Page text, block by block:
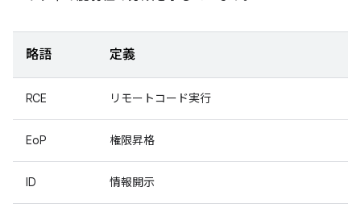
略語 定義
RCE リモートコード実行
EoP 権限昇格
ID 情報開示